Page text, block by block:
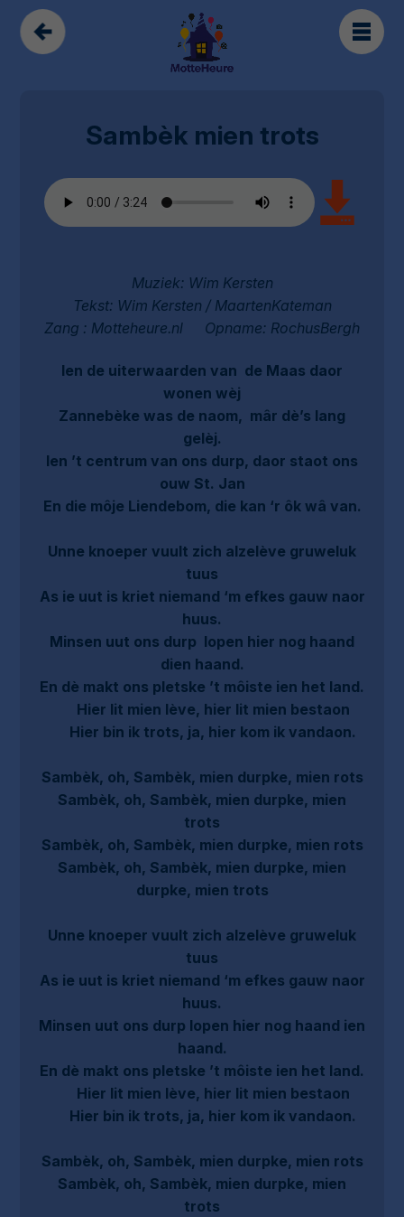
Sambèk mien trots
Muziek: Wim Kersten
Tekst: Wim Kersten / MaartenKateman
Zang : Motteheure.nl Opname: RochusBergh
Ien de uiterwaarden van de Maas daor
wonen wèj
Zannebèke was de naom, mâr dè’s lang
gelèj.
Ien ’t centrum van ons durp, daor staot ons
ouw St. Jan
En die môje Liendebom, die kan ‘r ôk wâ van.
Unne knoeper vuult zich alzelève gruweluk
tuus
As ie uut is kriet niemand ‘m efkes gauw naor
huus.
Minsen uut ons durp lopen hier nog haand
dien haand.
En dè makt ons pletske ’t môiste ien het land.
Hier lit mien lève, hier lit mien bestaon
Hier bin ik trots, ja, hier kom ik vandaon.
Sambèk, oh, Sambèk, mien durpke, mien rots
Sambèk, oh, Sambèk, mien durpke, mien
trots
Sambèk, oh, Sambèk, mien durpke, mien rots
Sambèk, oh, Sambèk, mien durpke, mien
durpke, mien trots
Unne knoeper vuult zich alzelève gruweluk
tuus
As ie uut is kriet niemand ‘m efkes gauw naor
huus.
Minsen uut ons durp lopen hier nog haand ien
haand.
En dè makt ons pletske ’t môiste ien het land.
Hier lit mien lève, hier lit mien bestaon
Hier bin ik trots, ja, hier kom ik vandaon.
Sambèk, oh, Sambèk, mien durpke, mien rots
Sambèk, oh, Sambèk, mien durpke, mien
trots